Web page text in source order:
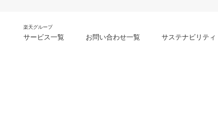
楽天グループ
サービス一覧 お問い合わせ一覧 サステナビリティ